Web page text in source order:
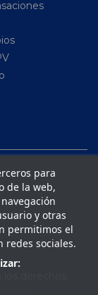
para
de la web,
y otras
permitimos el
redes sociales.